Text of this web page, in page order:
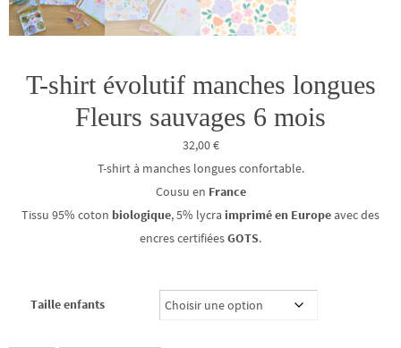
T-shirt évolutif manches longues
Fleurs sauvages 6 mois
32,00€
T-shirt à manches longues confortable.
Cousu en France
Tissu 95% coton biologique, 5% lycra imprimé en Europe avec des
encres certifiéesGOTS.
Taille enfants